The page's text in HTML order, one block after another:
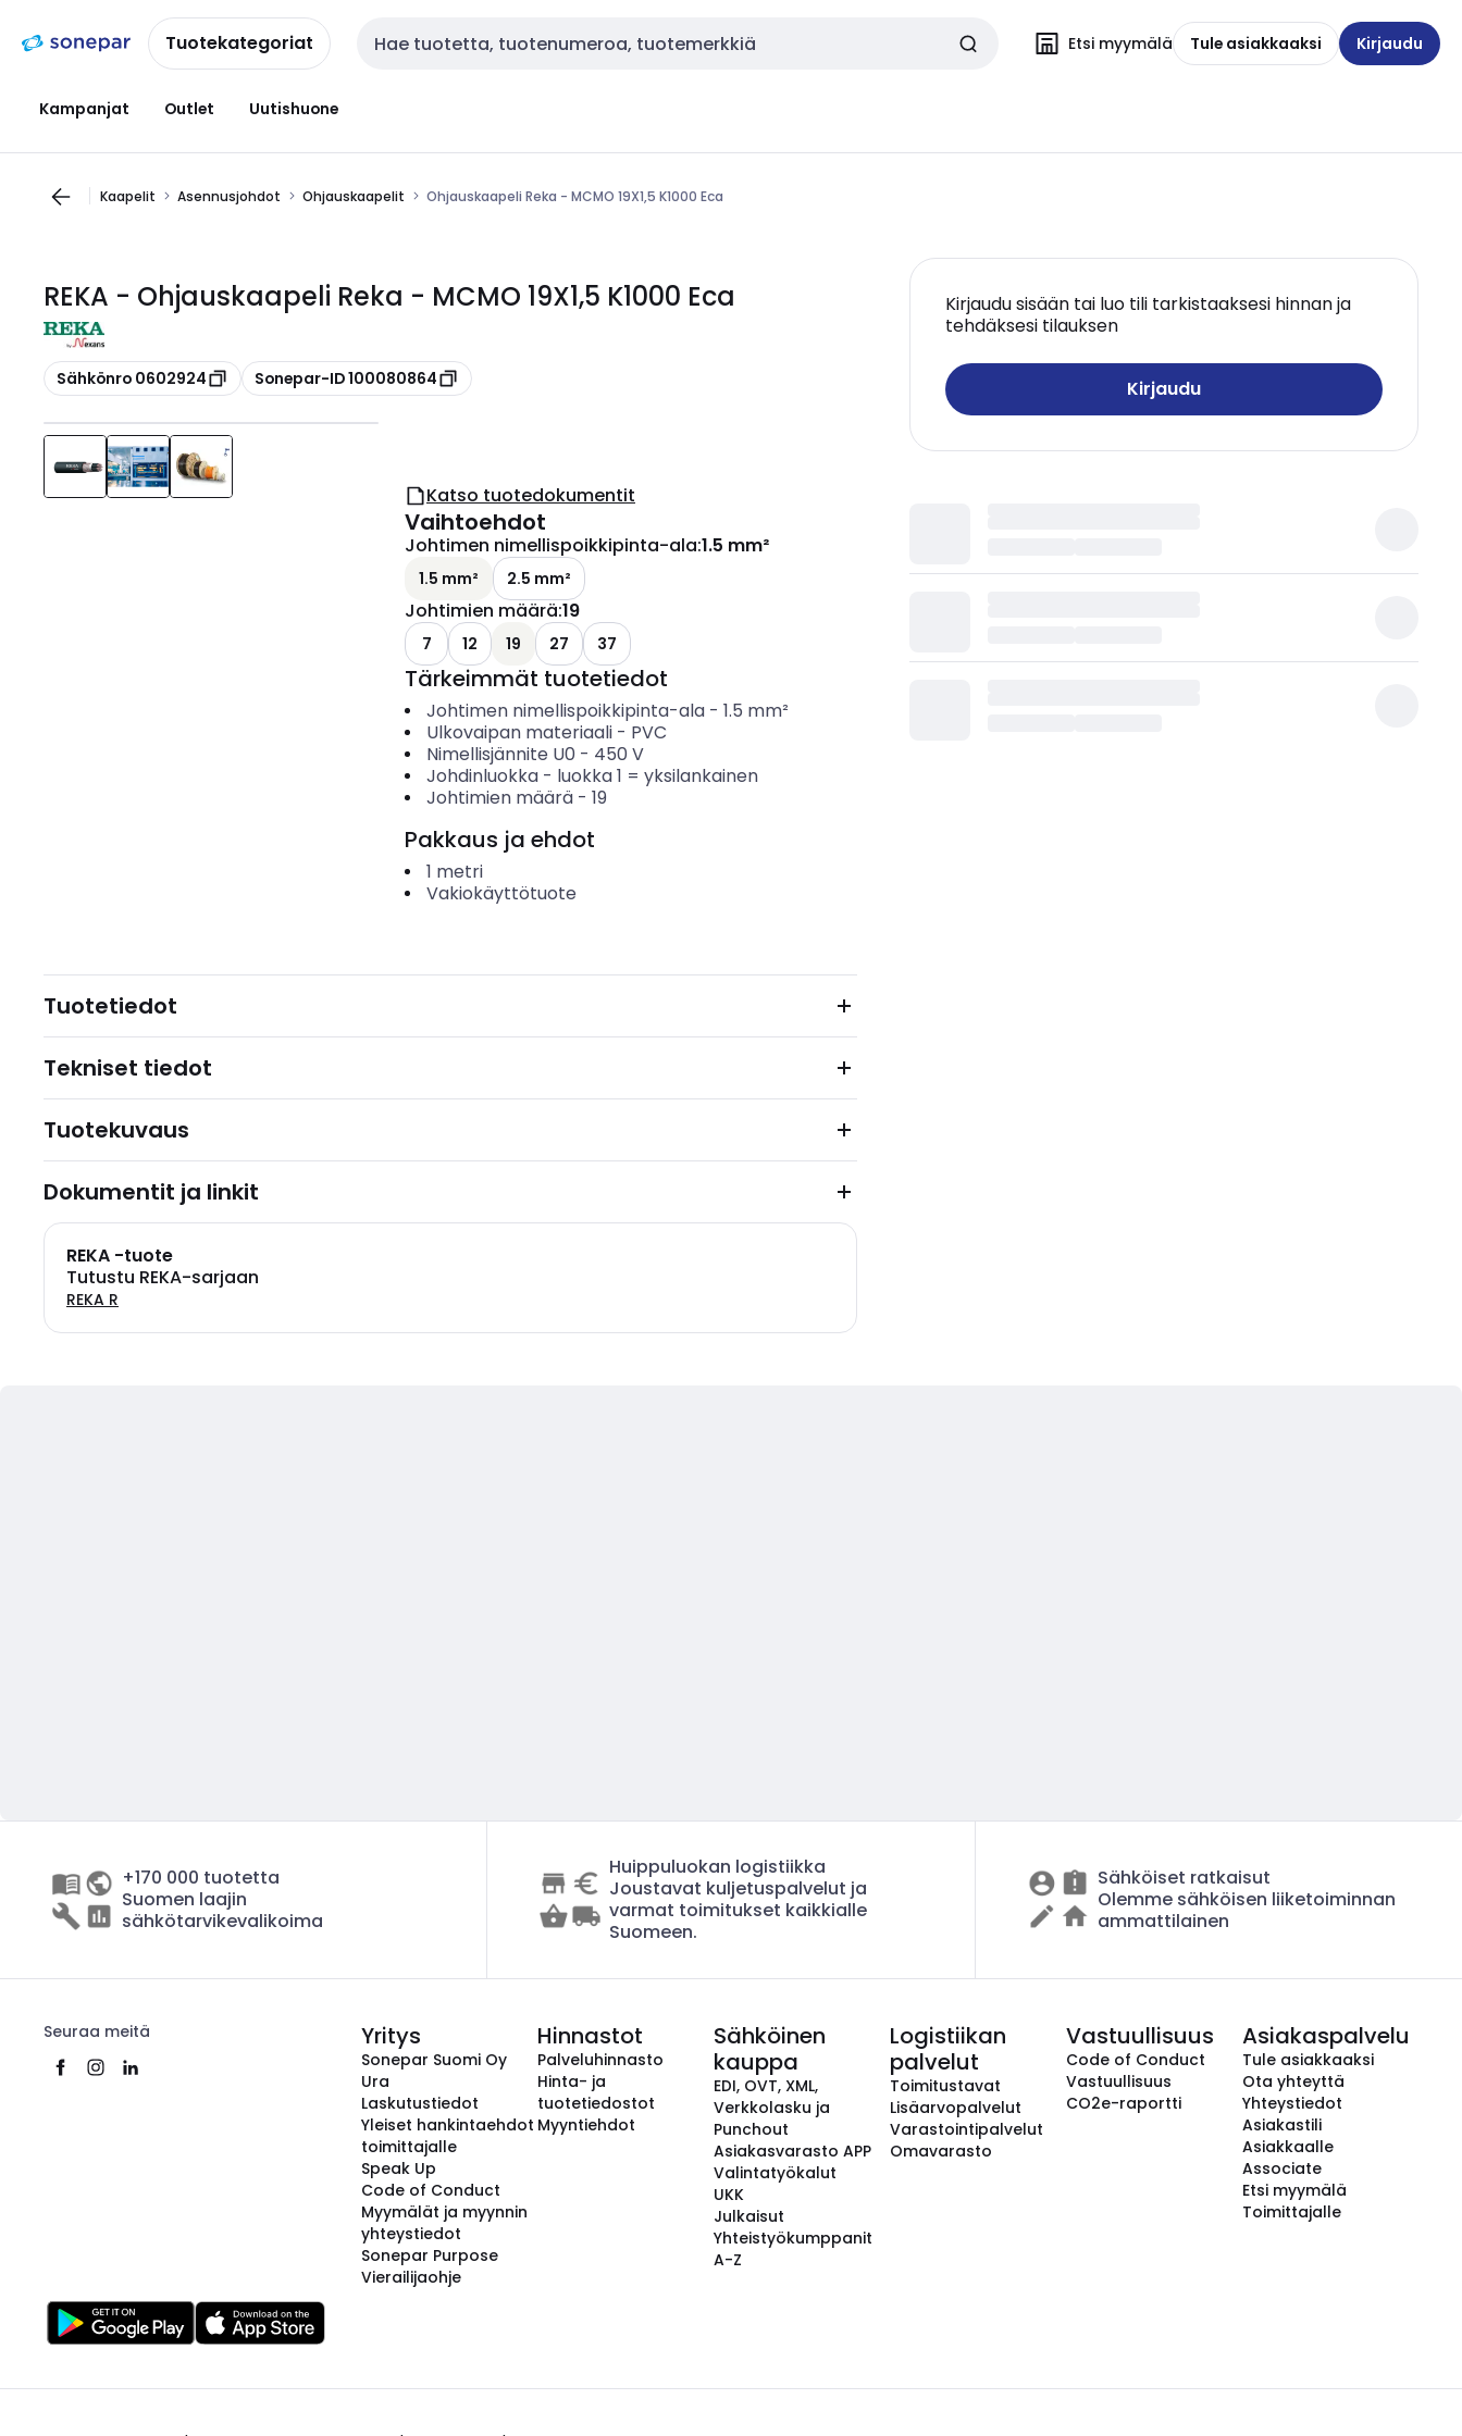
navigointiinsisältöönTuotekategoriat Haku Etsi myymälä Tule asiakkaaksi Kirjaudu
Kampanjat Outlet Uutishuone
Kaapelit Asennusjohdot Ohjauskaapelit Ohjauskaapeli Reka - MCMO 19X1,5 K1000 Eca
REKA - Ohjauskaapeli Reka - MCMO 19X1,5 K1000 Eca
Kopioi
Sähkönro 0602924 Kopioi
Sonepar-ID 100080864
Kirjaudu sisään tai luo tili tarkistaaksesi hinnan ja
tehdäksesi tilauksen
Kirjaudu
Katso tuotedokumentit
Vaihtoehdot
Johtimen nimellispoikkipinta-ala:1.5 mm²
1.5 mm² 2.5 mm²
Johtimien määrä:19
7 12 19 27 37
Tärkeimmät tuotetiedot
Johtimen nimellispoikkipinta-ala- 1.5 mm²
Ulkovaipan materiaali- PVC
Nimellisjännite U0 - 450 V
Johdinluokka- luokka 1 = yksilankainen
Johtimien määrä- 19
Pakkaus ja ehdot
1 metri
Vakiokäyttötuote
Tuotetiedot
Tekniset tiedot
Tuotekuvaus
Dokumentit ja linkit
REKA -tuote
Tutustu REKA-sarjaan
REKA R
+170 000 tuotetta
Suomen laajin
sähkötarvikevalikoima
Huippuluokan logistiikka
Joustavat kuljetuspalvelut ja
varmat toimitukset kaikkialle
Suomeen.
Sähköiset ratkaisut
Olemme sähköisen liiketoiminnan
ammattilainen
Seuraa meitä Yritys
Sonepar Suomi Oy
Ura
Laskutustiedot
Yleiset hankintaehdot
toimittajalle
Speak Up
Code of Conduct
Myymälät ja myynnin
yhteystiedot
Sonepar Purpose
Vierailijaohje
Hinnastot
Palveluhinnasto
Hinta- ja
tuotetiedostot
Myyntiehdot
Sähköinen
kauppa
EDI, OVT, XML,
Verkkolasku ja
Punchout
Asiakasvarasto APP
Valintatyökalut
UKK
Julkaisut
Yhteistyökumppanit
A-Z
Logistiikan
palvelut
Toimitustavat
Lisäarvopalvelut
Varastointipalvelut
Omavarasto
Vastuullisuus
Code of Conduct
Vastuullisuus
CO2e-raportti
Asiakaspalvelu
Tule asiakkaaksi
Ota yhteyttä
Yhteystiedot
Asiakastili
Asiakkaalle
Associate
Etsi myymälä
Toimittajalle